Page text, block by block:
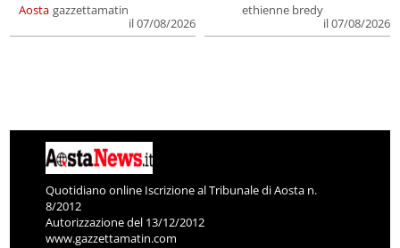
Aosta gazzettamatin
il 07/08/2026
ethienne bredy
il 07/08/2026
Quotidiano online Iscrizione al Tribunale di Aosta n.
8/2012
Autorizzazione del 13/12/2012
www.gazzettamatin.com